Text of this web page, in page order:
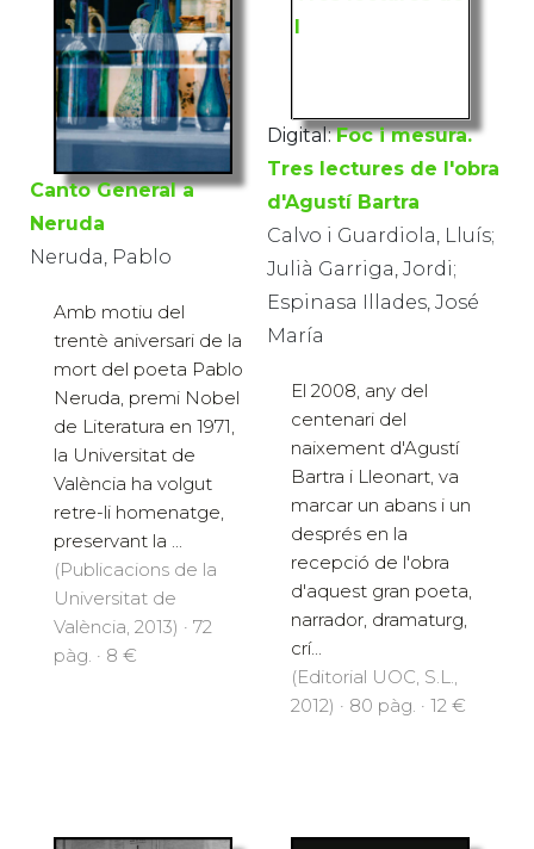
Canto General a
Neruda
Neruda, Pablo
Amb motiu del
trentè aniversari de la
mort del poeta Pablo
Neruda, premi Nobel
de Literatura en 1971,
la Universitat de
València ha volgut
retre-li homenatge,
preservant la ...
(Publicacions de la
Universitat de
València, 2013) · 72
pàg. · 8 €
Digital: Foc i mesura.
Tres lectures de l'obra
d'Agustí Bartra
Calvo i Guardiola, Lluís;
Julià Garriga, Jordi;
Espinasa Illades, José
María
El 2008, any del
centenari del
naixement d'Agustí
Bartra i Lleonart, va
marcar un abans i un
després en la
recepció de l'obra
d'aquest gran poeta,
narrador, dramaturg,
crí...
(Editorial UOC, S.L.,
2012) · 80 pàg. · 12 €